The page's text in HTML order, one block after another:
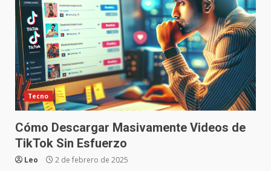
Tecno
Cómo Descargar Masivamente Videos de
TikTok Sin Esfuerzo
Leo 2 de febrero de 2025